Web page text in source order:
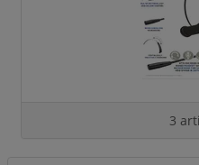
3